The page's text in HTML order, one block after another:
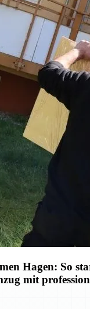
Hagen: So
mit